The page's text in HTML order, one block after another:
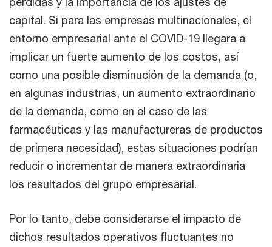
capital. Si para las empresas multinacionales, el
entorno empresarial ante el COVID-19 llegara a
implicar un fuerte aumento de los costos, así
como una posible disminución de la demanda (o,
en algunas industrias, un aumento extraordinario
de la demanda, como en el caso de las
farmacéuticas y las manufactureras de productos
de primera necesidad), estas situaciones podrían
reducir o incrementar de manera extraordinaria
los resultados del grupo empresarial.
Por lo tanto, debe considerarse el impacto de
dichos resultados operativos fluctuantes no